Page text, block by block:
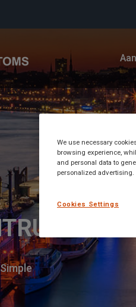
We use necessary
browsing experience,
and personal data to
personalized advertising.
Cookies Settings